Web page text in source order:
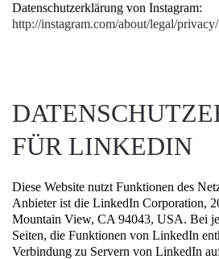
Datenschutzerklärung von Instagram:
http://instagram.com/about/legal/privacy/
FÜR LINKEDIN
Diese Website nutzt Funktionen des
Anbieter ist die LinkedIn Corporation,
Mountain View, CA 94043, USA. Bei
Seiten, die Funktionen von LinkedIn
Verbindung zu Servern von LinkedIn